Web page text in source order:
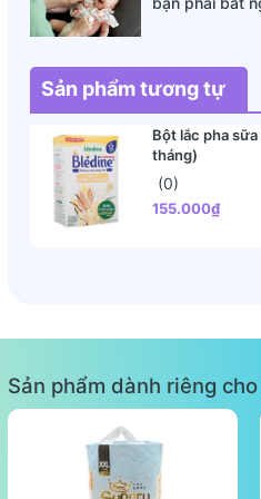
bé, giúp bé có một hệ
Được làm từ những
an toàn cho sức khỏe
Sản phẩm bột ăn dặm
nhiên, không chứa
hay phẩm màu.
Bột ăn dặm Hipp có nhiều
nhiều sự lựa chọn thích hợp
thích thú với việc ăn dặm hơn.
Hướng dẫn pha và bảo
Sản phẩm tương tự
Bột lắc pha sữa
tháng)
(0)
155.000₫
Sản phẩm dành riêng